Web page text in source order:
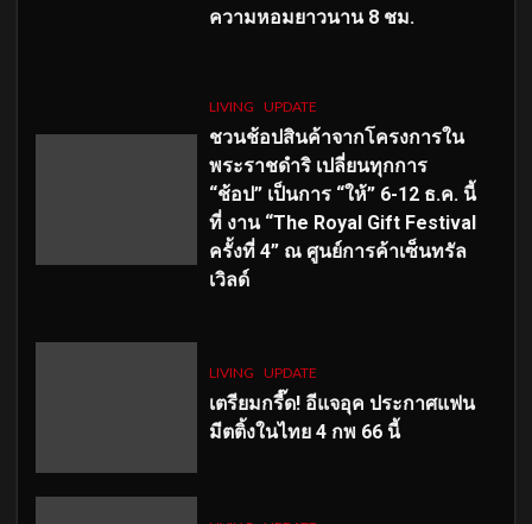
ความหอมยาวนาน 8 ชม.
LIVING UPDATE
ชวนช้อปสินค้าจากโครงการใน
พระราชดำริ เปลี่ยนทุกการ
“ช้อป” เป็นการ “ให้” 6-12 ธ.ค. นี้
ที่ งาน “The Royal Gift Festival
ครั้งที่ 4” ณ ศูนย์การค้าเซ็นทรัล
เวิลด์
LIVING UPDATE
เตรียมกรี๊ด! อีแจอุค ประกาศแฟน
มีตติ้งในไทย 4 กพ 66 นี้